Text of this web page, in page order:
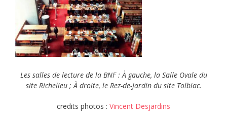
Les salles de lecture de la BNF : À gauche, la Salle Ovale du
site Richelieu ; À droite, le Rez-de-Jardin du site Tolbiac.
credits photos : Vincent Desjardins